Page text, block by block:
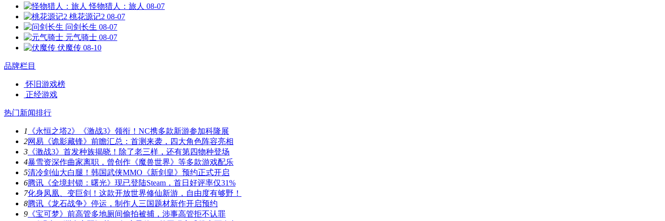
怪物猎人：旅人 08-07
桃花源记2 08-07
问剑长生 08-07
元气骑士 08-07
伏魔传 08-10
品牌栏目
怀旧游戏榜
正经游戏
热门新闻排行
1
《永恒之塔2》《激战3》领衔！NC携多款新游参加科隆展
2网易《诡影藏锋》前瞻汇总：首测来袭，四大角色阵容亮相
3 《激战3》首发种族揭晓！除了老三样，还有第四物种登场
4暴雪资深作曲家离职，曾创作《魔兽世界》等多款游戏配乐
5清冷剑仙大白腿！韩国武侠MMO《新剑皇》预约正式开启
6腾讯《全境封锁：曙光》现已登陆Steam，首日好评率仅31%
7化身凤凰、变巨剑！这款开放世界修仙新游，自由度有够野！
8腾讯《龙石战争》停运，制作人三国题材新作开启预约
9 《宝可梦》前高管多地厕间偷拍被捕，涉事高管拒不认罪